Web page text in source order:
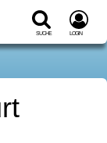
Suche Login